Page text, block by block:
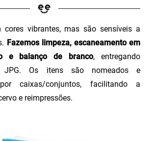
vibrantes, mas são sensíveis a
Fazemos limpeza, escaneamento em
e balanço de branco, entregando
JPG. Os itens são nomeados e
caixas/conjuntos, facilitando a
e reimpressões.